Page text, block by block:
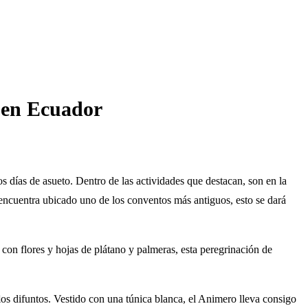
Ecuador
de asueto. Dentro de las actividades que destacan, son en la
ubicado uno de los conventos más antiguos, esto se dará
flores y hojas de plátano y palmeras, esta peregrinación de
difuntos. Vestido con una túnica blanca, el Animero lleva consigo